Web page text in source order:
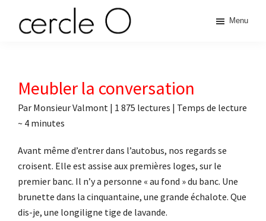
principale
O
érotique
Menu
Meubler la conversation
Par Monsieur Valmont | 1 875 lectures | Temps de lecture
~ 4 minutes
Avant même d’entrer dans l’autobus, nos regards se
croisent. Elle est assise aux premières loges, sur le
premier banc. Il n’y a personne « au fond » du banc. Une
brunette dans la cinquantaine, une grande échalote. Que
dis-je, une longiligne tige de lavande.